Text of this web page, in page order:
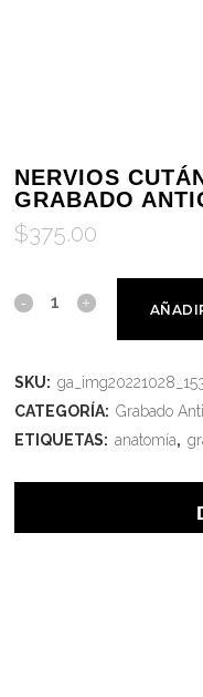
NERVIOS
GRABADO
$375.00
SKU:
CATEGORÍA: Grabado
ETIQUETAS: anatomía,